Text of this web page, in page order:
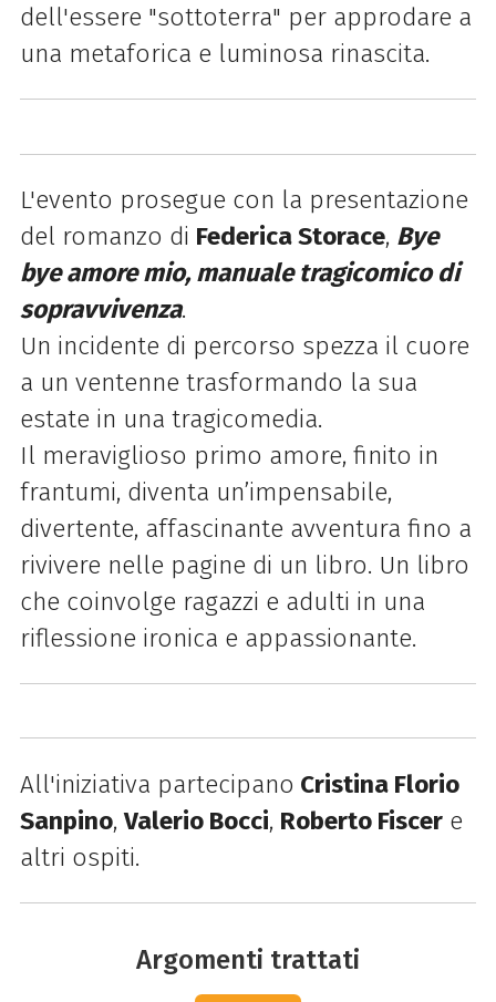
dell'essere "sottoterra" per approdare a
una metaforica e luminosa rinascita.
L'evento prosegue con la presentazione
del romanzo di Federica Storace, Bye
bye amore mio, manuale tragicomico di
sopravvivenza.
Un incidente di percorso spezza il cuore
a un ventenne trasformando la sua
estate in una tragicomedia.
Il meraviglioso primo amore, finito in
frantumi, diventa un’impensabile,
divertente, affascinante avventura fino a
rivivere nelle pagine di un libro. Un libro
che coinvolge ragazzi e adulti in una
riflessione ironica e appassionante.
All'iniziativa partecipano Cristina Florio
Sanpino,Valerio Bocci, Roberto Fiscere
altri ospiti.
Argomenti trattati